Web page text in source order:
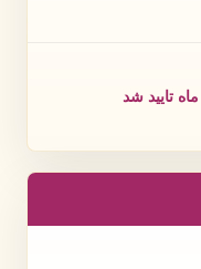
تایید شد